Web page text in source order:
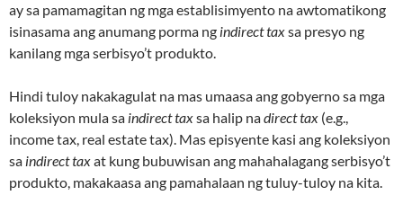
ay sa pamamagitan ng mga establisimyento na awtomatikong
isinasama ang anumang porma ng indirect taxsa presyo ng
kanilang mga serbisyo’t produkto.
Hindi tuloy nakakagulat na mas umaasa ang gobyerno sa mga
koleksiyon mula sa indirect taxsa halip nadirect tax (e.g.,
income tax, real estate tax). Mas episyente kasi ang koleksiyon
sa indirect taxat kung bubuwisan ang mahahalagang serbisyo’t
produkto, makakaasa ang pamahalaan ng tuluy-tuloy na kita.